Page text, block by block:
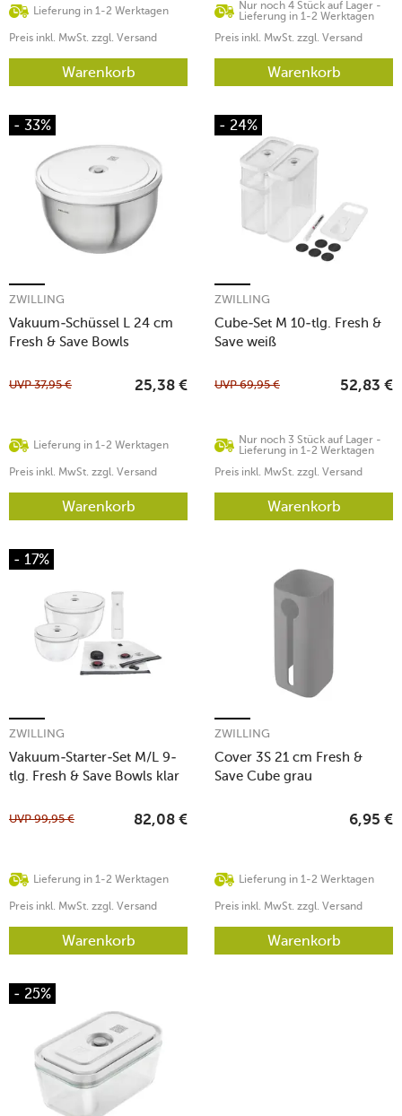
Lieferung in 1-2 Werktagen
Preis inkl. MwSt. zzgl. Versand
Warenkorb
Nur noch 4 Stück auf Lager -
Lieferung in 1-2 Werktagen
Preis inkl. MwSt. zzgl. Versand
Warenkorb
- 33%
Vakuum-Schüssel L 24 cm
Fresh & Save Bowls
ZWILLING
Lieferung in 1-2 Werktagen
UVP37,95 € 25,38 €
Preis inkl. MwSt. zzgl. Versand
Warenkorb
- 24%
Cube-Set M 10-tlg. Fresh &
Save weiß
ZWILLING
Nur noch 3 Stück auf Lager -
Lieferung in 1-2 Werktagen
UVP69,95 € 52,83 €
Preis inkl. MwSt. zzgl. Versand
Warenkorb
- 17%
Vakuum-Starter-Set M/L 9-
tlg. Fresh & Save Bowls klar
ZWILLING
Lieferung in 1-2 Werktagen
UVP99,95 € 82,08 €
Preis inkl. MwSt. zzgl. Versand
Warenkorb
Cover 3S 21 cm Fresh &
Save Cube grau
ZWILLING
Lieferung in 1-2 Werktagen
6,95 €
Preis inkl. MwSt. zzgl. Versand
Warenkorb
- 25%